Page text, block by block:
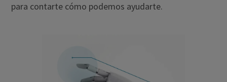
para contarte cómo podemos ayudarte.